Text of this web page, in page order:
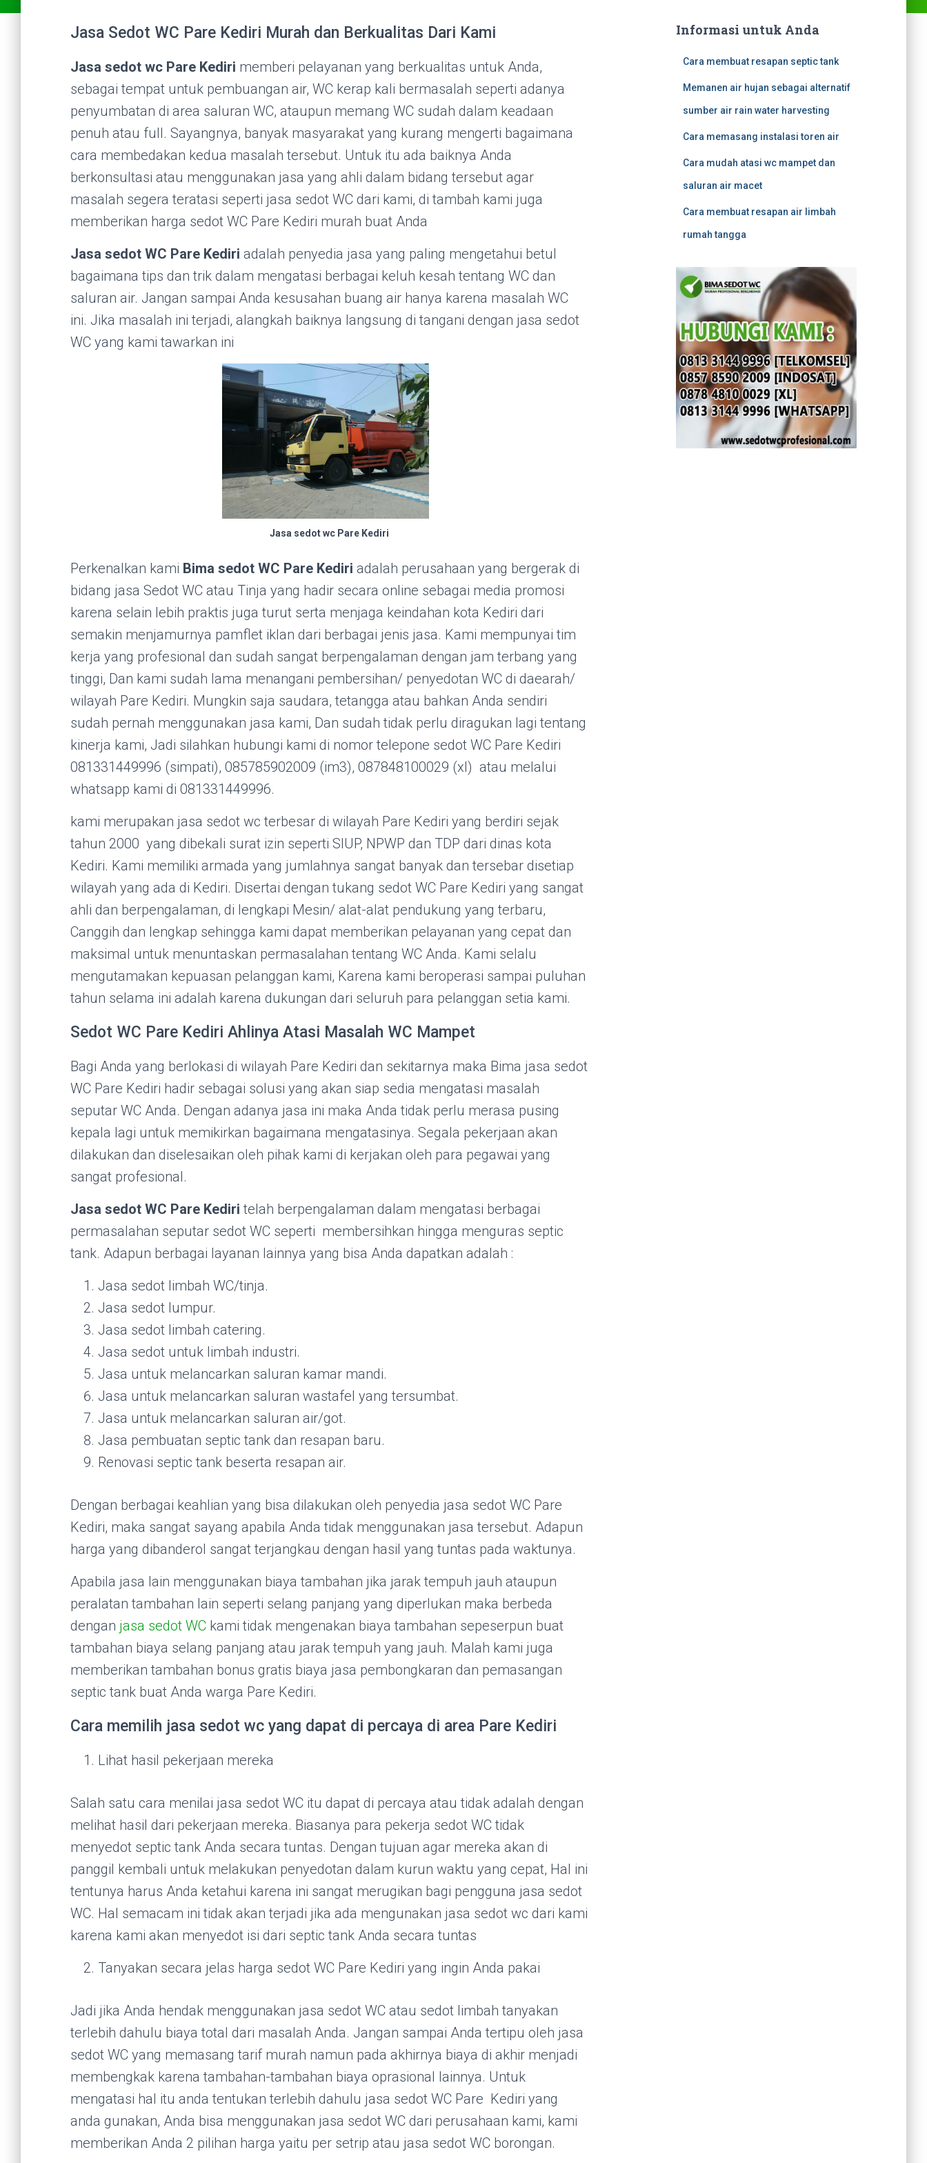
Jasa Sedot WC Pare Kediri Murah dan Berkualitas Dari Kami
Jasa sedot wc Pare Kediri memberi pelayanan yang berkualitas untuk Anda,
sebagai tempat untuk pembuangan air, WC kerap kali bermasalah seperti adanya
penyumbatan di area saluran WC, ataupun memang WC sudah dalam keadaan
penuh atau full. Sayangnya, banyak masyarakat yang kurang mengerti bagaimana
cara membedakan kedua masalah tersebut. Untuk itu ada baiknya Anda
berkonsultasi atau menggunakan jasa yang ahli dalam bidang tersebut agar
masalah segera teratasi seperti jasa sedot WC dari kami, di tambah kami juga
memberikan harga sedot WC Pare Kediri murah buat Anda
Jasa sedot WC Pare Kediri adalah penyedia jasa yang paling mengetahui betul
bagaimana tips dan trik dalam mengatasi berbagai keluh kesah tentang WC dan
saluran air. Jangan sampai Anda kesusahan buang air hanya karena masalah WC
ini. Jika masalah ini terjadi, alangkah baiknya langsung di tangani dengan jasa sedot
WC yang kami tawarkan ini
Jasa sedot wc Pare Kediri
Perkenalkan kami Bima sedot WC Pare Kediri adalah perusahaan yang bergerak di
bidang jasa Sedot WC atau Tinja yang hadir secara online sebagai media promosi
karena selain lebih praktis juga turut serta menjaga keindahan kota Kediri dari
semakin menjamurnya pamflet iklan dari berbagai jenis jasa. Kami mempunyai tim
kerja yang profesional dan sudah sangat berpengalaman dengan jam terbang yang
tinggi, Dan kami sudah lama menangani pembersihan/ penyedotan WC di daearah/
wilayah Pare Kediri. Mungkin saja saudara, tetangga atau bahkan Anda sendiri
sudah pernah menggunakan jasa kami, Dan sudah tidak perlu diragukan lagi tentang
kinerja kami, Jadi silahkan hubungi kami di nomor telepone sedot WC Pare Kediri
081331449996 (simpati), 085785902009 (im3), 087848100029 (xl) atau melalui
whatsapp kami di 081331449996.
kami merupakan jasa sedot wc terbesar di wilayah Pare Kediri yang berdiri sejak
tahun 2000 yang dibekali surat izin seperti SIUP, NPWP dan TDP dari dinas kota
Kediri. Kami memiliki armada yang jumlahnya sangat banyak dan tersebar disetiap
wilayah yang ada di Kediri. Disertai dengan tukang sedot WC Pare Kediri yang sangat
ahli dan berpengalaman, di lengkapi Mesin/ alat-alat pendukung yang terbaru,
Canggih dan lengkap sehingga kami dapat memberikan pelayanan yang cepat dan
maksimal untuk menuntaskan permasalahan tentang WC Anda. Kami selalu
mengutamakan kepuasan pelanggan kami, Karena kami beroperasi sampai puluhan
tahun selama ini adalah karena dukungan dari seluruh para pelanggan setia kami.
Sedot WC Pare Kediri Ahlinya Atasi Masalah WC Mampet
Bagi Anda yang berlokasi di wilayah Pare Kediri dan sekitarnya maka Bima jasa sedot
WC Pare Kediri hadir sebagai solusi yang akan siap sedia mengatasi masalah
seputar WC Anda. Dengan adanya jasa ini maka Anda tidak perlu merasa pusing
kepala lagi untuk memikirkan bagaimana mengatasinya. Segala pekerjaan akan
dilakukan dan diselesaikan oleh pihak kami di kerjakan oleh para pegawai yang
sangat profesional.
Jasa sedot WC Pare Kediri telah berpengalaman dalam mengatasi berbagai
permasalahan seputar sedot WC seperti membersihkan hingga menguras septic
tank. Adapun berbagai layanan lainnya yang bisa Anda dapatkan adalah :
Jasa sedot limbah WC/tinja.
Jasa sedot lumpur.
Jasa sedot limbah catering.
Jasa sedot untuk limbah industri.
Jasa untuk melancarkan saluran kamar mandi.
Jasa untuk melancarkan saluran wastafel yang tersumbat.
Jasa untuk melancarkan saluran air/got.
Jasa pembuatan septic tank dan resapan baru.
Renovasi septic tank beserta resapan air.
Dengan berbagai keahlian yang bisa dilakukan oleh penyedia jasa sedot WC Pare
Kediri, maka sangat sayang apabila Anda tidak menggunakan jasa tersebut. Adapun
harga yang dibanderol sangat terjangkau dengan hasil yang tuntas pada waktunya.
Apabila jasa lain menggunakan biaya tambahan jika jarak tempuh jauh ataupun
peralatan tambahan lain seperti selang panjang yang diperlukan maka berbeda
dengan jasa sedot WC kami tidak mengenakan biaya tambahan sepeserpun buat
tambahan biaya selang panjang atau jarak tempuh yang jauh. Malah kami juga
memberikan tambahan bonus gratis biaya jasa pembongkaran dan pemasangan
septic tank buat Anda warga Pare Kediri.
Cara memilih jasa sedot wc yang dapat di percaya di area Pare Kediri
Lihat hasil pekerjaan mereka
Salah satu cara menilai jasa sedot WC itu dapat di percaya atau tidak adalah dengan
melihat hasil dari pekerjaan mereka. Biasanya para pekerja sedot WC tidak
menyedot septic tank Anda secara tuntas. Dengan tujuan agar mereka akan di
panggil kembali untuk melakukan penyedotan dalam kurun waktu yang cepat, Hal ini
tentunya harus Anda ketahui karena ini sangat merugikan bagi pengguna jasa sedot
WC. Hal semacam ini tidak akan terjadi jika ada mengunakan jasa sedot wc dari kami
karena kami akan menyedot isi dari septic tank Anda secara tuntas
Tanyakan secara jelas harga sedot WC Pare Kediri yang ingin Anda pakai
Jadi jika Anda hendak menggunakan jasa sedot WC atau sedot limbah tanyakan
terlebih dahulu biaya total dari masalah Anda. Jangan sampai Anda tertipu oleh jasa
sedot WC yang memasang tarif murah namun pada akhirnya biaya di akhir menjadi
membengkak karena tambahan-tambahan biaya oprasional lainnya. Untuk
mengatasi hal itu anda tentukan terlebih dahulu jasa sedot WC Pare Kediri yang
anda gunakan, Anda bisa menggunakan jasa sedot WC dari perusahaan kami, kami
memberikan Anda 2 pilihan harga yaitu per setrip atau jasa sedot WC borongan.
Informasi untuk Anda
Cara membuat resapan septic tank
Memanen air hujan sebagai alternatif
sumber air rain water harvesting
Cara memasang instalasi toren air
Cara mudah atasi wc mampet dan
saluran air macet
Cara membuat resapan air limbah
rumah tangga